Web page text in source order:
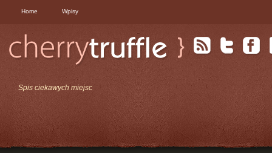
Home Wpisy
Spis ciekawych miejsc